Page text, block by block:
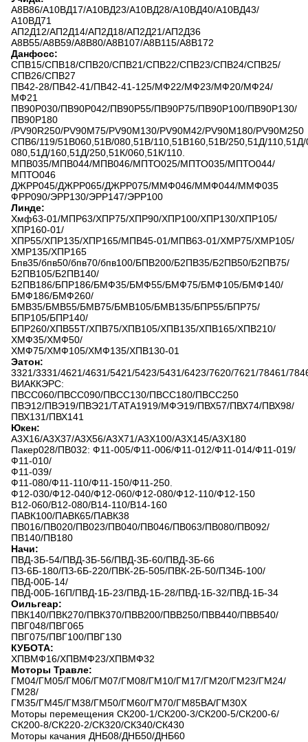
А8В86/А10ВД17/А10ВД23/А10ВД28/А10ВД40/А10ВД43/
А10ВД71
АП2Д12/АП2Д14/АП2Д18/АП2Д21/АП2Д36
А8В55/А8В59/А8В80/А8В107/А8В115/А8В172
Данфосс:
СПВ15/СПВ18/СПВ20/СПВ21/СПВ22/СПВ23/СПВ24/СПВ25/
СПВ26/СПВ27
ПВ42-28/ПВ42-41/ПВ42-41-125/МФ22/МФ23/МФ20/МФ24/
МФ21
ПВ90Р030/ПВ90Р042/ПВ90Р55/ПВ90Р75/ПВ90Р100/ПВ90Р130/
ПВ90Р180
/PV90R250/PV90M75/PV90M130/PV90M42/PV90M180/PV90M250
СПВ6/119/51В060,51В/080,51В/110,51В160,51В/250,51Д/
080,51Д/160,51Д/250,51К/060,51К/110.
МПВ035/МПВ044/МПВ046/МПТО025/МПТО035/МПТО044/
МПТО046
ДЖРР045/ДЖРР065/ДЖРР075/ММФ046/ММФ044/ММФ035
ФРР090/ЭРР130/ЭРР147/ЭРР100
Линде:
Хмф63-01/МПР63/ХПР75/ХПР90/ХПР100/ХПР130/ХПР105/
ХПР160-01/
ХПР55/ХПР135/ХПР165/МПВ45-01/МПВ63-01/ХМР75/ХМР105/
ХМР135/ХПР165
Бпв35/бпв50/бпв70/бпв100/БПВ200/Б2ПВ35/Б2ПВ50/Б2ПВ75/
Б2ПВ105/Б2ПВ140/
Б2ПВ186/БПР186/БМФ35/БМФ55/БМФ75/БМФ105/БМФ140/
БМФ186/БМФ260/
БМВ35/БМВ55/БМВ75/БМВ105/БМВ135/БПР55/БПР75/
БПР105/БПР140/
БПР260/ХПВ55Т/ХПВ75/ХПВ105/ХПВ135/ХПВ165/ХПВ210/
ХМФ35/ХМФ50/
ХМФ75/ХМФ105/ХМФ135/ХПВ130-01
Эатон:
3321/3331/4621/4631/5421/5423/5431/6423/7620/7621/78461/
ВИАККЭРС:
ПВСС060/ПВСС090/ПВСС130/ПВСС180/ПВСС250
ПВЭ12/ПВЭ19/ПВЭ21/ТАТА1919/МФЭ19/ПВХ57/ПВХ74/ПВХ98/
ПВХ131/ПВХ141
Юкен:
А3Х16/А3Х37/А3Х56/А3Х71/А3Х100/А3Х145/А3Х180
Пакер028/ПВ032: Ф11-005/Ф11-006/Ф11-012/Ф11-014/Ф11-019/
Ф11-010/
Ф11-039/
Ф11-080/Ф11-110/Ф11-150/Ф11-250.
Ф12-030/Ф12-040/Ф12-060/Ф12-080/Ф12-110/Ф12-150
В12-060/В12-080/В14-110/В14-160
ПАВК100/ПАВК65/ПАВК38
ПВ016/ПВ020/ПВ023/ПВ040/ПВ046/ПВ063/ПВ080/ПВ092/
ПВ140/ПВ180
Начи:
ПВД-3Б-54/ПВД-3Б-56/ПВД-3Б-60/ПВД-3Б-66
ПЗ-6Б-180/ПЗ-6Б-220/ПВК-2Б-505/ПВК-2Б-50/ПЗ4Б-100/
ПВД-00Б-14/
ПВД-00Б-16П/ПВД-1Б-23/ПВД-1Б-28/ПВД-1Б-32/ПВД-1Б-34
Оильгеар:
ПВК140/ПВК270/ПВК370/ПВВ200/ПВВ250/ПВВ440/ПВВ540/
ПВГ048/ПВГ065
ПВГ075/ПВГ100/ПВГ130
КУБОТА:
ХПВМФ16/ХПВМФ23/ХПВМФ32
Моторы Травле:
ГМ04/ГМ05/ГМ06/ГМ07/ГМ08/ГМ10/ГМ17/ГМ20/ГМ23/ГМ24/
ГМ28/
ГМ35/ГМ45/ГМ38/ГМ50/ГМ60/ГМ70/ГМ85ВА/ГМ30Х
Моторы перемещения СК200-1/СК200-3/СК200-5/СК200-6/
СК200-8/СК220-2/СК320/СК340/СК430
Моторы качания ДНБ08/ДНБ50/ДНБ60